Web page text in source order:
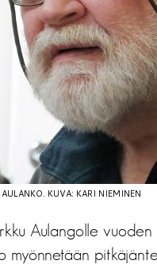
KUVA: KARI NIEMINEN
Aulangolle vuoden
myönnetään